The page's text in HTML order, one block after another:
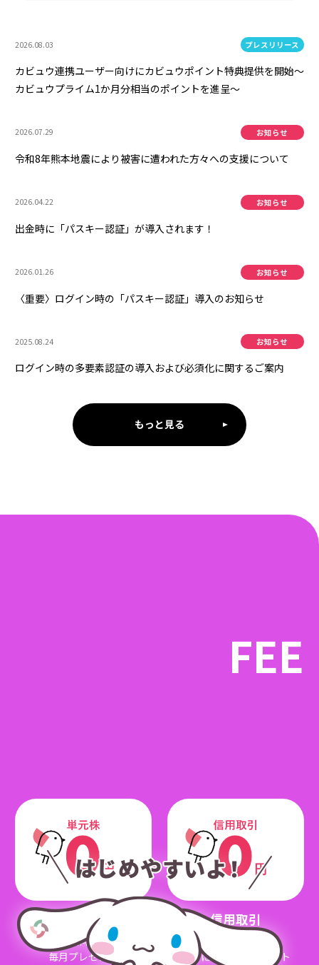
2026.08.03
カビュウ連携ユーザー向けにカビュウポイント特典提供を開始～
カビュウプライム1か月分相当のポイントを進呈～
2026.07.29
令和8年熊本地震により被害に遭われた方々への支援について
2026.04.22
出金時に「パスキー認証」が導入されます！
2026.01.26
〈重要〉ログイン時の「パスキー認証」導入のお知らせ
2025.08.24
ログイン時の多要素認証の導入および必須化に関するご案内
もっと見る
FEE
単元株
手数料無料クーポン
毎月プレゼント
信用取引
手数料無料クーポン
条件に応じてプレゼント